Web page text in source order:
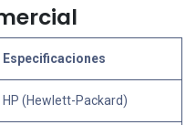
Especificaciones
HP (Hewlett-Packard)